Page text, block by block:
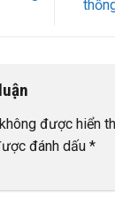
được hiển
đánh dấu *